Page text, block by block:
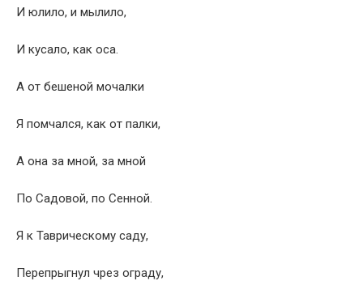
И юлило, и мылило,
И кусало, как оса.
А от бешеной мочалки
Я помчался, как от палки,
А она за мной, за мной
По Садовой, по Сенной.
Я к Таврическому саду,
Перепрыгнул чрез ограду,